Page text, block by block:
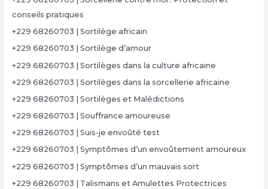
conseils pratiques
+229 68260703 | Sortilège africain
+229 68260703 | Sortilège d’amour
+229 68260703 | Sortilèges dans la culture africaine
+229 68260703 | Sortilèges dans la sorcellerie africaine
+229 68260703 | Sortilèges et Malédictions
+229 68260703 | Souffrance amoureuse
+229 68260703 | Suis-je envoûté test
+229 68260703 | Symptômes d’un envoûtement amoureux
+229 68260703 | Symptômes d’un mauvais sort
+229 68260703 | Talismans et Amulettes Protectrices